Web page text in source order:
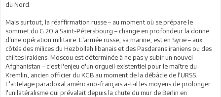
du Nord.
Mais surtout, la réaffirmation russe – au moment où se prépare le
sommet du G 20 à Saint-Pétersbourg – change en profondeur la donne
d'une opération militaire. L'armée russe, sa marine, est en Syrie – aux
côtés des milices du Hezbollah libanais et des Pasdarans iraniens ou des
chiites irakiens. Moscou est déterminée à ne pas y subir un nouvel
Afghanistan – c'est l'enjeu d'un orgueil existentiel pour le maître du
Kremlin, ancien officier du KGB au moment de la débâcle de l'URSS.
L'attelage paradoxal américano-français a-t-il les moyens de prolonger
l'unilatéralisme qui prévalait depuis la chute du mur de Berlin en